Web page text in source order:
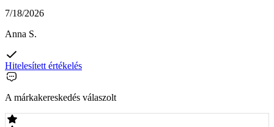
7/18/2026
Anna S.
Hitelesített értékelés
A márkakereskedés válaszolt